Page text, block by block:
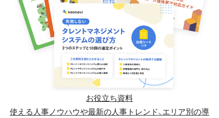
お役立ち資料
使える人事ノウハウや最新の人事トレンド、エリア別の導